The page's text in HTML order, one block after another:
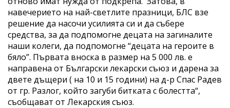
навечерието на най-светлите празници, БЛС взе
решение да насочи усилията си и да събере
средства, за да подпомогне децата на загиналите
наши колеги, да подпомогне “децата на героите в
бяло”. Първата вноска в размер на 5 000 лв. е
направена от Български лекарски съюз и дарена за
двете дъщери ( на 10 и 15 години) на д-р Спас Радев
от гр. Разлог, който загуби битката с болестта“,
съобщават от Лекарския съюз.